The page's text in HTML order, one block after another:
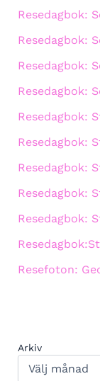
Resedagbok:
Resedagbok:
Resedagbok:
Resedagbok:
Resedagbok:
Resedagbok:
Resedagbok:
Resedagbok:
Resedagbok:
Resefoton:
Arkiv